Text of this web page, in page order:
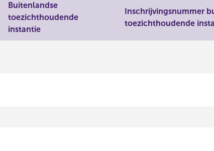
Buitenlandse
toezichthoudende
instantie
Inschrijvingsnummer
toezichthoudende